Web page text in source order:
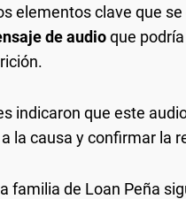
elementos clave que
de audioque
indicaron que este
a la causa y confirmar la
familia de Loan Peña